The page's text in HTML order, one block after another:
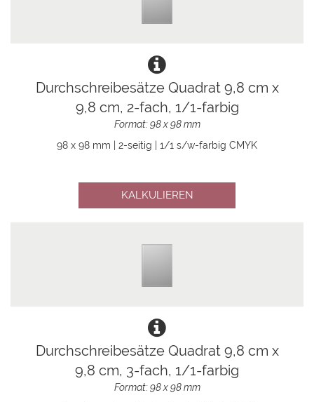
Durchschreibesätze Quadrat 9,8 cm x
9,8 cm, 2-fach, 1/1-farbig
Format: 98 x 98 mm
98 x 98 mm | 2-seitig | 1/1 s/w-farbig CMYK
KALKULIEREN
Durchschreibesätze Quadrat 9,8 cm x
9,8 cm, 3-fach, 1/1-farbig
Format: 98 x 98 mm